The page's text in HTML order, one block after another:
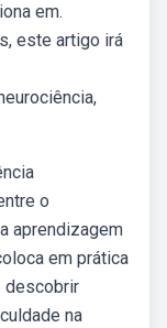
em.
este artigo irá
o
aprendizagem
em prática
descobrir
na